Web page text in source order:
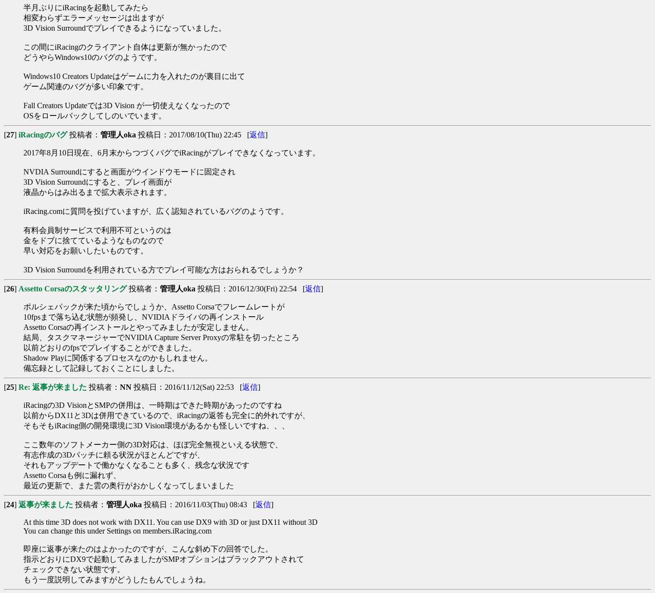
半月ぶりにiRacingを起動してみたら
相変わらずエラーメッセージは出ますが
3D Vision Surroundでプレイできるようになっていました。
この間にiRacingのクライアント自体は更新が無かったので
どうやらWindows10のバグのようです。
Windows10 Creators Updateはゲームに力を入れたのが裏目に出て
ゲーム関連のバグが多い印象です。
Fall Creators Updateでは3D Vision が一切使えなくなったので
OSをロールバックしてしのいでいます。
[27] iRacingのバグ投稿者： 管理人oka 投稿日：2017/08/10(Thu) 22:45 [返信]
2017年8月10日現在、6月末からつづくバグでiRacingがプレイできなくなっています。
NVDIA Surroundにすると画面がウインドウモードに固定され
3D Vision Surroundにすると、プレイ画面が
液晶からはみ出るまで拡大表示されます。
iRacing.comに質問を投げていますが、広く認知されているバグのようです。
有料会員制サービスで利用不可というのは
金をドブに捨てているようなものなので
早い対応をお願いしたいものです。
3D Vision Surroundを利用されている方でプレイ可能な方はおられるでしょうか？
[26] Assetto Corsaのスタッタリング投稿者： 管理人oka 投稿日：2016/12/30(Fri) 22:54 [返信]
ポルシェパックが来た頃からでしょうか、Assetto Corsaでフレームレートが
10fpsまで落ち込む状態が頻発し、NVIDIAドライバの再インストール
Assetto Corsaの再インストールとやってみましたが安定しません。
結局、タスクマネージャーでNVIDIA Capture Server Proxyの常駐を切ったところ
以前どおりのfpsでプレイすることができました。
Shadow Playに関係するプロセスなのかもしれません。
備忘録として記録しておくことにしました。
[25] Re: 返事が来ました 投稿者： NN 投稿日：2016/11/12(Sat) 22:53 [返信]
iRacingの3D VisionとSMPの併用は、一時期はできた時期があったのですね
以前からDX11と3Dは併用できているので、iRacingの返答も完全に的外れですが、
そもそもiRacing側の開発環境に3D Vision環境があるかも怪しいですね、、、
ここ数年のソフトメーカー側の3D対応は、ほぼ完全無視といえる状態で、
有志作成の3Dパッチに頼る状況がほとんどですが、
それもアップデートで働かなくなることも多く、残念な状況です
Assetto Corsaも例に漏れず、
最近の更新で、また雲の奥行がおかしくなってしまいました
[24] 返事が来ました 投稿者： 管理人oka 投稿日：2016/11/03(Thu) 08:43 [返信]
At this time 3D does not work with DX11. You can use DX9 with 3D or just DX11 without 3D
You can change this under Settings on members.iRacing.com
即座に返事が来たのはよかったのですが、こんな斜め下の回答でした。
指示どおりにDX9で起動してみましたがSMPオプションはブラックアウトされて
チェックできない状態です。
もう一度説明してみますがどうしたもんでしょうね。